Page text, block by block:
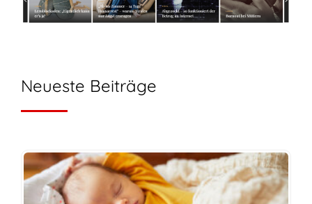
Neueste Beiträge